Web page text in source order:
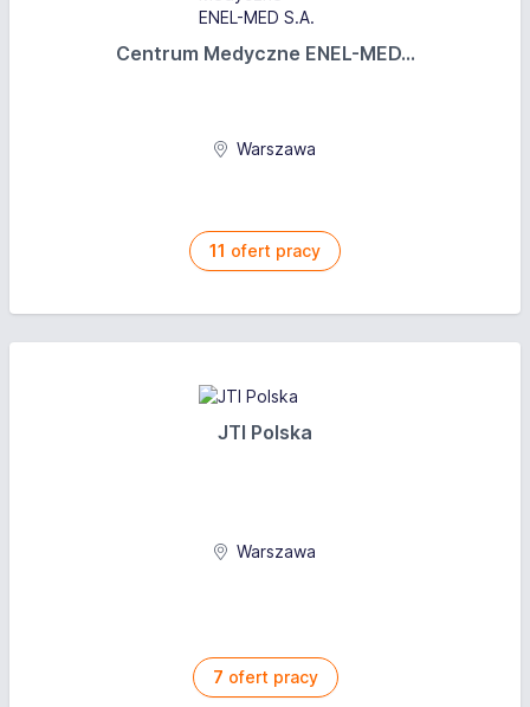
Centrum Medyczne ENEL-MED...
Warszawa
11 ofert pracy
JTI Polska
Warszawa
7 ofert pracy